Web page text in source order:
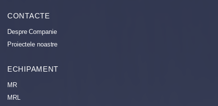
CONTACTE
Despre Companie
Proiectele noastre
ECHIPAMENT
MR
MRL